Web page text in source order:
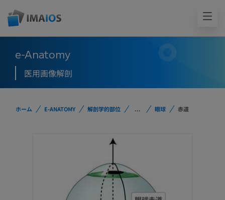
e-Anatomy
医用画像解剖
ホーム E-ANATOMY 解剖学的部位 ... 眼球 赤道